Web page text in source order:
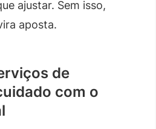
ajustar. Sem isso,
aposta.
de
com o